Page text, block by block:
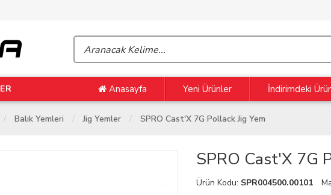
Anasayfa Yeni Ürünler İndirimdeki
Balık Yemleri Jig Yemler SPRO Cast'X 7G Pollack Jig Yem
SPRO Cast'X 7G
Ürün Kodu: SPR004500.00101